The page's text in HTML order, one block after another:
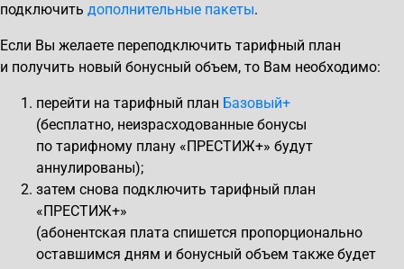
подключить дополнительные пакеты.
Если Вы желаете переподключить тарифный план
и получить новый бонусный объем, то Вам необходимо:
перейти на тарифный план Базовый+
(бесплатно, неизрасходованные бонусы
по тарифному плану «ПРЕСТИЖ+» будут
аннулированы);
затем снова подключить тарифный план
«ПРЕСТИЖ+»
(абонентская плата спишется пропорционально
оставшимся дням и бонусный объем также будет